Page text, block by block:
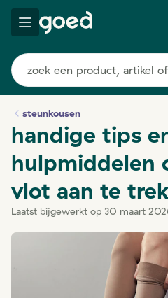
steunkousen
handige tips
hulpmiddelen
vlot aan te
Laatst bijgewerkt op 30 maart